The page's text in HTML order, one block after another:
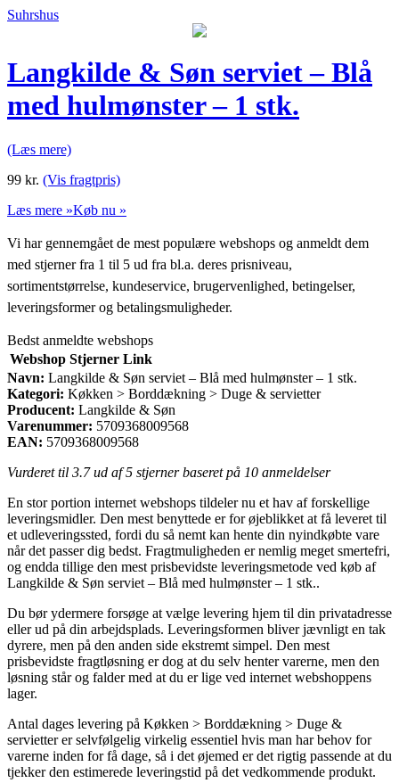
Suhrshus
Langkilde & Søn serviet – Blå
med hulmønster – 1 stk.
(Læs mere)
99 kr. (Vis fragtpris)
Læs mere »Køb nu »
Vi har gennemgået de mest populære webshops og anmeldt dem
med stjerner fra 1 til 5 ud fra bl.a. deres prisniveau,
sortimentstørrelse, kundeservice, brugervenlighed, betingelser,
leveringsformer og betalingsmuligheder.
Bedst anmeldte webshops
Webshop Stjerner Link
Navn: Langkilde & Søn serviet – Blå med hulmønster – 1 stk.
Kategori: Køkken > Borddækning > Duge & servietter
Producent: Langkilde & Søn
Varenummer: 5709368009568
EAN: 5709368009568
Vurderet til 3.7ud af 5 stjerner baseret på 10 anmeldelser
En stor portion internet webshops tildeler nu et hav af forskellige
leveringsmidler. Den mest benyttede er for øjeblikket at få leveret til
et udleveringssted, fordi du så nemt kan hente din nyindkøbte vare
når det passer dig bedst. Fragtmuligheden er nemlig meget smertefri,
og endda tillige den mest prisbevidste leveringsmetode ved køb af
Langkilde & Søn serviet – Blå med hulmønster – 1 stk..
Du bør ydermere forsøge at vælge levering hjem til din privatadresse
eller ud på din arbejdsplads. Leveringsformen bliver jævnligt en tak
dyrere, men på den anden side ekstremt simpel. Den mest
prisbevidste fragtløsning er dog at du selv henter varerne, men den
løsning står og falder med at du er lige ved internet webshoppens
lager.
Antal dages levering på Køkken > Borddækning > Duge &
servietter er selvfølgelig virkelig essentiel hvis man har behov for
varerne inden for få dage, så i det øjemed er det rigtig passende at du
tjekker den estimerede leveringstid på det vedkommende produkt.